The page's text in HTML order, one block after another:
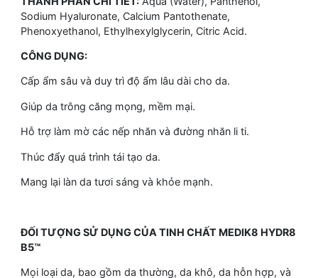
Sodium Hyaluronate, Calcium Pantothenate,
Phenoxyethanol, Ethylhexylglycerin, Citric Acid.
CÔNG DỤNG:
Cấp ẩm sâu và duy trì độ ẩm lâu dài cho da.
Giúp da trông căng mọng, mềm mại.
Hỗ trợ làm mờ các nếp nhăn và đường nhăn li ti.
Thúc đẩy quá trình tái tạo da.
Mang lại làn da tươi sáng và khỏe mạnh.
ĐỐI TƯỢNG SỬ DỤNG CỦA TINH CHẤT MEDIK8 HYDR8
B5™
Mọi loại da, bao gồm da thường, da khô, da hỗn hợp, và